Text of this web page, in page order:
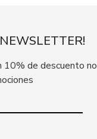
10% de descuento no